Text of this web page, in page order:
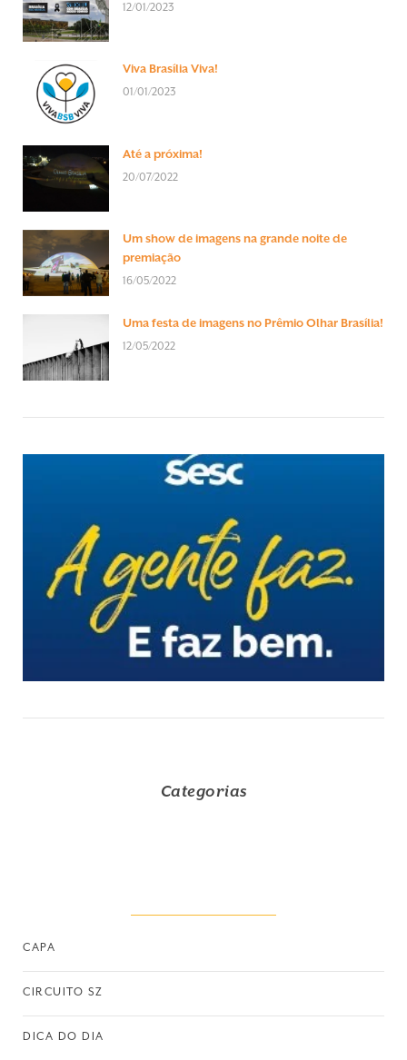
12/01/2023
Viva Brasília Viva!
01/01/2023
Até a próxima!
20/07/2022
Um show de imagens na grande noite de
premiação
16/05/2022
Uma festa de imagens no Prêmio Olhar Brasília!
12/05/2022
Categorias
CAPA
CIRCUITO SZ
DICA DO DIA